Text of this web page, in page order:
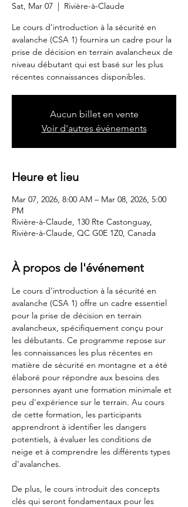
Sat, Mar 07
  |
Rivière-à-Claude
Le cours d’introduction à la sécurité en
avalanche (CSA 1) fournira un cadre pour la
prise de décision en terrain avalancheux de
niveau débutant qui est basé sur les plus
récentes connaissances disponibles.
Aucun billet en vente
Voir d'autres événements
Heure et lieu
Mar 07, 2026, 8:00 AM – Mar 08, 2026, 5:00
PM
Rivière-à-Claude, 130 Rte Castonguay,
Rivière-à-Claude, QC G0E 1Z0, Canada
À propos de l'événement
Le cours d’introduction à la sécurité en
avalanche (CSA 1) offre un cadre essentiel
pour la prise de décision en terrain
avalancheux, spécifiquement conçu pour
les débutants. Ce programme repose sur
les connaissances les plus récentes en
matière de sécurité en montagne et a été
élaboré pour répondre aux besoins des
personnes ayant une formation minimale et
peu d'expérience sur le terrain. Au cours
de cette formation, les participants
apprendront à identifier les dangers
potentiels, à évaluer les conditions de
neige et à comprendre les différents types
d’avalanches.
De plus, le cours introduit des concepts
clés qui seront fondamentaux pour les